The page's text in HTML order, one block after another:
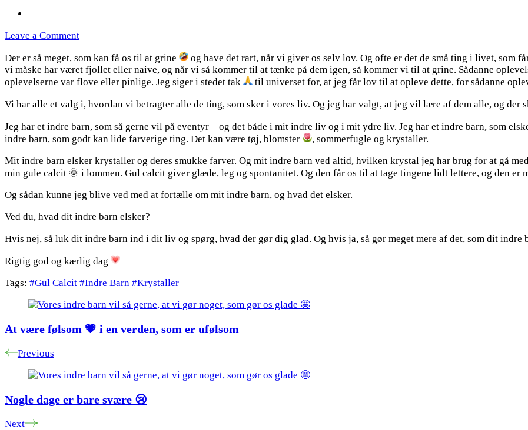
Leave a Commenton
indre
barn
vil
gerne,
vi
gør
som
gør
glade
🤩
Der er så meget, som kan få os til at grine
og have det rart, når vi giver os selv lov. Og ofte er det de små ting i livet, som
vi måske har været fjollet eller naive, og når vi så kommer til at tænke på dem igen, så kommer vi til at grine. Sådanne
oplevelserne var flove eller pinlige. Jeg siger i stedet tak
til universet for, at jeg får lov til at opleve dette, for sådanne
Vi har alle et valg i, hvordan vi betragter alle de ting, som sker i vores liv. Og jeg har valgt, at jeg vil lære af dem alle, og der
Jeg har et indre barn, som så gerne vil på eventyr – og det både i mit indre liv og i mit ydre liv. Jeg har et indre barn, som
indre barn, som godt kan lide farverige ting. Det kan være tøj, blomster
, sommerfugle og krystaller.
Mit indre barn elsker krystaller og deres smukke farver. Og mit indre barn ved altid, hvilken krystal jeg har brug for at gå
min gule calcit 🌞 i lommen. Gul calcit giver glæde, leg og spontanitet. Og den får os til at tage tingene lidt lettere, og den er
Og sådan kunne jeg blive ved med at fortælle om mit indre barn, og hvad det elsker.
Ved du, hvad dit indre barn elsker?
Hvis nej, så luk dit indre barn ind i dit liv og spørg, hvad der gør dig glad. Og hvis ja, så gør meget mere af det, som dit indre
Rigtig god og kærlig dag
Tags: #Gul Calcit #Indre Barn #Krystaller
Post
Navigation
At være følsom 💗 i en verden, som er ufølsom
Previous
Nogle dage er bare svære 😢
Next